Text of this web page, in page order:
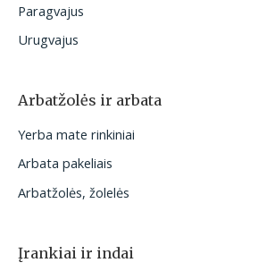
Paragvajus
Urugvajus
Arbatžolės ir arbata
Yerba mate rinkiniai
Arbata pakeliais
Arbatžolės, žolelės
Įrankiai ir indai